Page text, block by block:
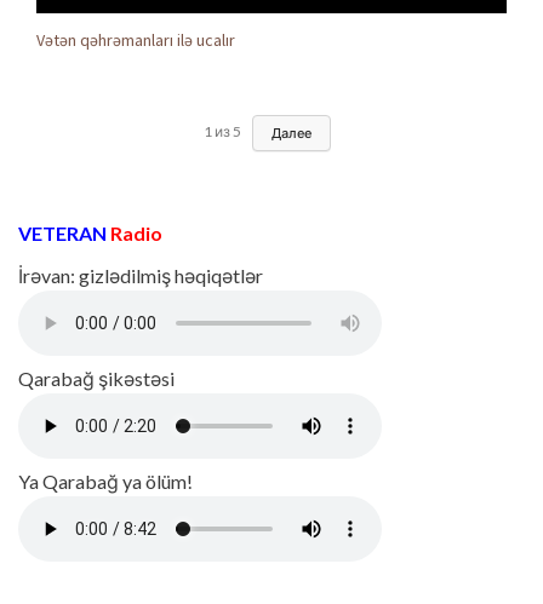
Vətən qəhrəmanları ilə ucalır
1 из 5 Далее
VETERAN Radio
İrəvan: gizlədilmiş həqiqətlər
Qarabağ şikəstəsi
Ya Qarabağ ya ölüm!